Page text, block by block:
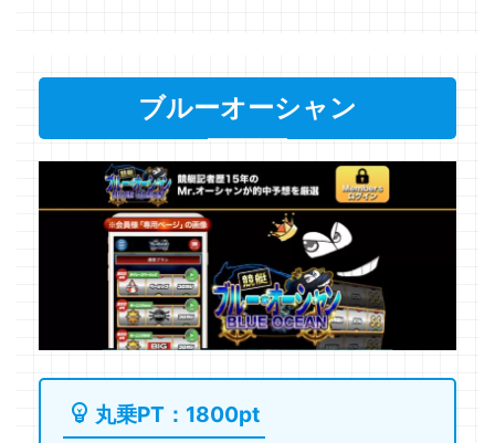
ブルーオーシャン
丸乗PT：1800pt